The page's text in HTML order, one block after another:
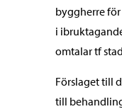
byggherre
i
omtalar tf
Förslaget till
till